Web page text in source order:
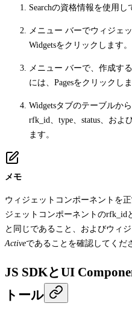
Searchの資格情報を使用し
メニュー バーでウィジェ
Widgetsをクリックします。
メニュー バーで、作成す
には、 Pagesをクリックしま
Widgetsタブのテーブルか
rfk_id
type status 、およ
ます。
メモ
ウィジェットコンポーネントを
ジェットコンポーネントのrfk_id
と同じであること、およびウィ
Activeであることを確認してくだ
JS SDKとUI
トール